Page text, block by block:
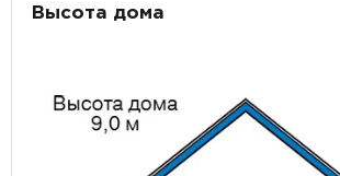
Высота дома